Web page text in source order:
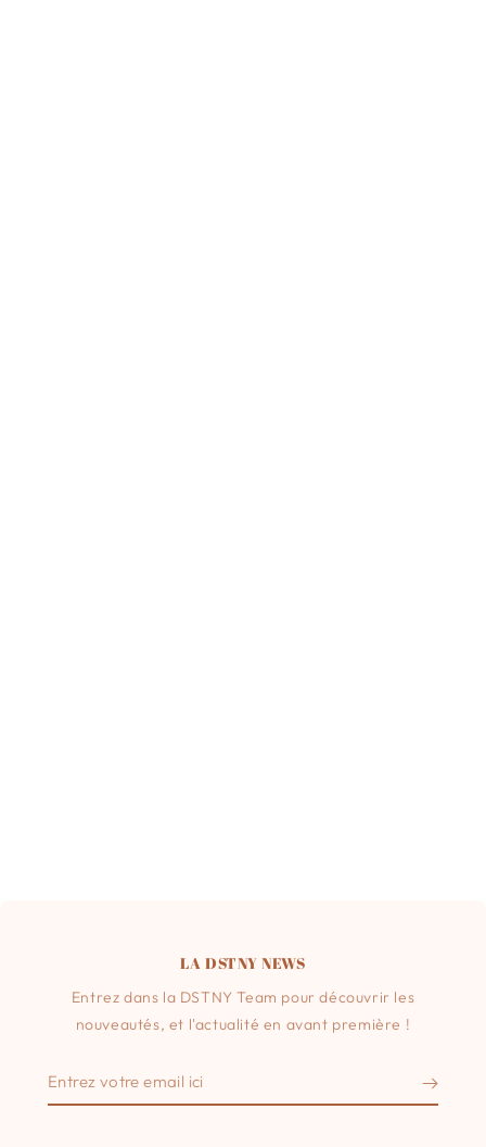
LA DSTNY NEWS
Entrez dans la DSTNY Team pour découvrir les
nouveautés, et l'actualité en avant première !
Entrez
votre